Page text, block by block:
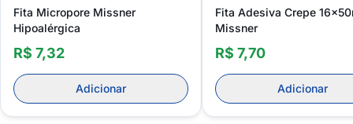
Fita Micropore Missner
Hipoalérgica
R$ 7,32
Adicionar
Fita Adesiva Crepe
Missner
R$ 7,70
Adicionar